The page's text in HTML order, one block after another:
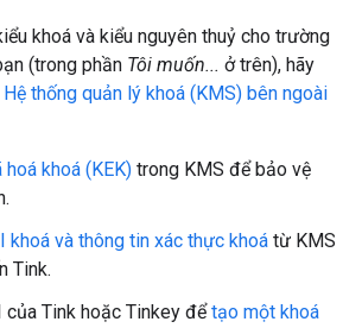
khoá và kiểu nguyên thuỷ cho trường
(trong phần Tôi muốn... ở trên), hãy
Hệ thống quản lý khoá (KMS) bên ngoài
khoá (KEK) trong KMS để bảo vệ
khoá và thông tin xác thực khoá từ KMS
Tink.
của Tink hoặc Tinkey đểtạo một khoá